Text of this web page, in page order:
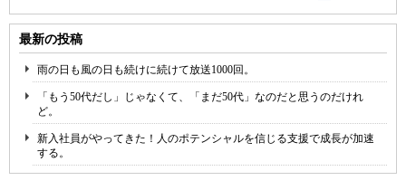
最新の投稿
雨の日も風の日も続けに続けて放送1000回。
「もう50代だし」じゃなくて、「まだ50代」なのだと思うのだけれ
ど。
新入社員がやってきた！人のポテンシャルを信じる支援で成長が加速
する。